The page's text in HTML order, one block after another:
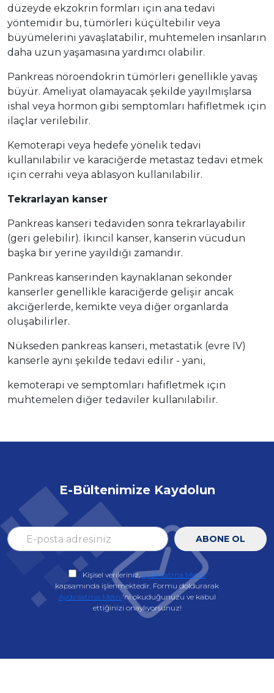
düzeyde ekzokrin formları için ana tedavi
yöntemidir bu, tümörleri küçültebilir veya
büyümelerini yavaşlatabilir, muhtemelen insanların
daha uzun yaşamasına yardımcı olabilir.
Pankreas nöroendokrin tümörleri genellikle yavaş
büyür. Ameliyat olamayacak şekilde yayılmışlarsa
ishal veya hormon gibi semptomları hafifletmek için
ilaçlar verilebilir.
Kemoterapi veya hedefe yönelik tedavi
kullanılabilir ve karaciğerde metastaz tedavi etmek
için cerrahi veya ablasyon kullanılabilir.
Tekrarlayan kanser
Pankreas kanseri tedaviden sonra tekrarlayabilir
(geri gelebilir). İkincil kanser, kanserin vücudun
başka bir yerine yayıldığı zamandır.
Pankreas kanserinden kaynaklanan sekonder
kanserler genellikle karaciğerde gelişir ancak
akciğerlerde, kemikte veya diğer organlarda
oluşabilirler.
Nükseden pankreas kanseri, metastatik (evre IV)
kanserle aynı şekilde tedavi edilir - yani,
kemoterapi ve semptomları hafifletmek için
muhtemelen diğer tedaviler kullanılabilir.
E-Bültenimize Kaydolun
ABONE OL
Kişisel verileriniz, Aydınlatma Metni
kapsamında işlenmektedir. Formu doldurarak
Aydınlatma Metni'ni okuduğunuzu ve kabul
ettiğinizi onaylıyorsunuz!